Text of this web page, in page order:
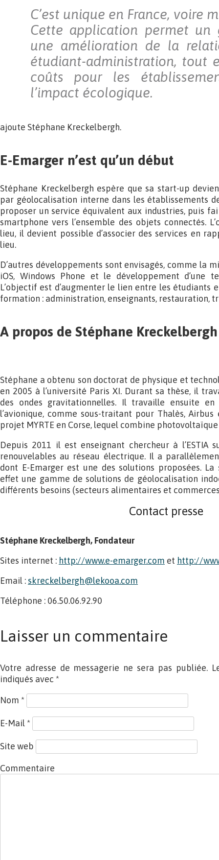
C’est unique en France, voire
Cette application permet un
une amélioration de la
étudiant-administration, tout
coûts pour les
l’impact écologique.
ajoute Stéphane Kreckelbergh.
E-Emarger n’est qu’un début
Stéphane Kreckelbergh espère que sa start-up
par géolocalisation interne dans les établissements
proposer un service équivalent aux industries, puis
smartphone vers l’ensemble des objets connectés.
lieu, il devient possible d’associer des services en
lieu.
D’autres développements sont envisagés, comme la
iOS, Windows Phone et le développement d’une
L’objectif est d’augmenter le lien entre les étudiants
formation : administration, enseignants, restauration,
A propos de Stéphane
Stéphane a obtenu son doctorat de physique et
en 2005 à l’université Paris XI. Durant sa thèse, il
des ondes gravitationnelles. Il travaille ensuite en
l’avionique, comme sous-traitant pour Thalès,
projet MYRTE en Corse, lequel combine
Depuis 2011 il est enseignant chercheur à l’ESTIA
renouvelables au réseau électrique. Il a
dont E-Emarger est une des solutions proposées. La
effet une gamme de solutions de géolocalisation
différents besoins (secteurs alimentaires et
Contact presse
Stéphane Kreckelbergh, Fondateur
Sites internet : http://www.e-emarger.com et http://
Email :skreckelbergh@lekooa.com
Téléphone : 06.50.06.92.90
Laisser un commentaire
Votre adresse de messagerie ne sera pas publiée.
indiqués avec *
Nom *
E-Mail *
Site web
Commentaire